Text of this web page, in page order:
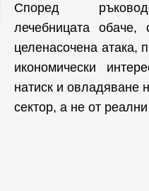
Според
лечебницата обаче,
целенасочена атака,
икономически
натиск и овладяване
сектор, а не от